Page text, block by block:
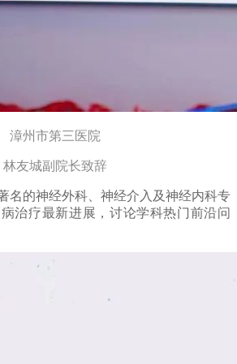
漳州市第三医院
林友城副院长致辞
名的神经外科、神经介入及神经内科专
治疗最新进展，讨论学科热门前沿问